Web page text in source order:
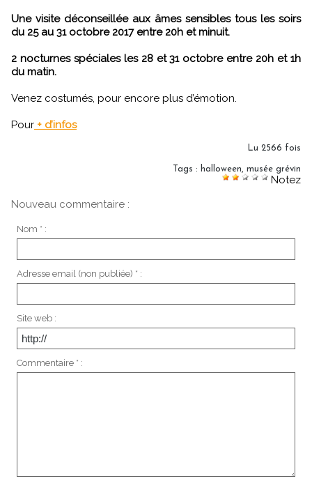
Une visite déconseillée aux âmes sensibles tous les soirs
du 25 au 31 octobre 2017 entre 20h et minuit.
2 nocturnes spéciales les 28 et 31 octobre entre 20h et 1h
du matin.
Venez costumés, pour encore plus d’émotion.
Pour + d’infos
Lu 2566 fois
Tags : halloween, musée grévin
Notez
Nouveau commentaire :
Nom * :
Adresse email (non publiée) * :
Site web :
Commentaire * :